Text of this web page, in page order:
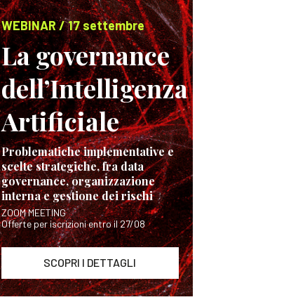
WEBINAR / 17 settembre
La governance
dell’Intelligenza
Artificiale
Problematiche implementative e
scelte strategiche, fra data
governance, organizzazione
interna e gestione dei rischi
ZOOM MEETING
Offerte per iscrizioni entro il 27/08
SCOPRI I DETTAGLI